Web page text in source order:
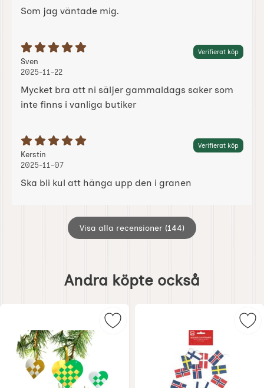
Som jag väntade mig.
Betyg: 5 Stjärnor av 5 Verifierat köp
Recension av:
Sven
2025-11-22
Mycket bra att ni säljer gammaldags saker som
inte finns i vanliga butiker
Betyg: 5 Stjärnor av 5 Verifierat köp
Recension av:
Kerstin
2025-11-07
Ska bli kul att hänga upp den i granen
Visa alla recensioner (144)
också
Andra köpte också
Markera pappershjärtan att